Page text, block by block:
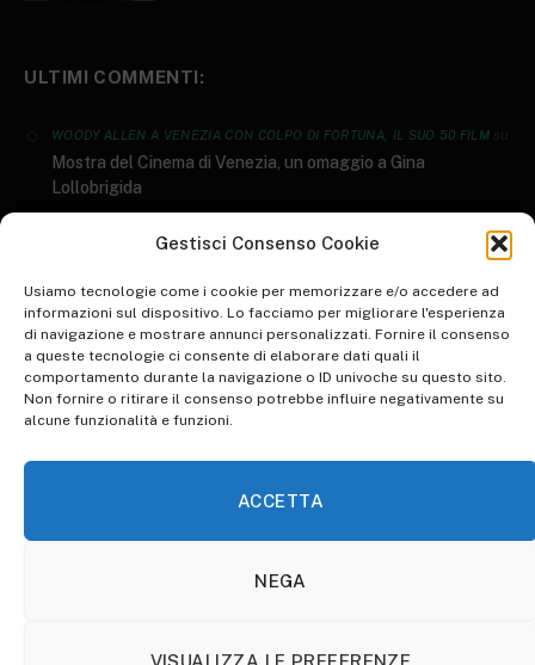
Gestisci Consenso Cookie
Usiamo tecnologie come i cookie per memorizzare e/o accedere ad
informazioni sul dispositivo. Lo facciamo per migliorare l'esperienza
di navigazione e mostrare annunci personalizzati. Fornire il consenso
a queste tecnologie ci consente di elaborare dati quali il
comportamento durante la navigazione o ID univoche su questo sito.
Non fornire o ritirare il consenso potrebbe influire negativamente su
alcune funzionalità e funzioni.
ACCETTA
NEGA
VISUALIZZA LE PREFERENZE
ULTIMI COMMENTI:
WOODY ALLEN A VENEZIA CON COLPO DI FORTUNA, IL SUO 50 FILM
Mostra del Cinema di Venezia, un omaggio a Gina
Lollobrigida
GENERI LETTERARI: AL SALONE DEL LIBRO ARRIVANO I DATI AIE 2023
I 10 libri più letti del 2022
WORLD ART DAY: RIFLESSIONE SULLO STATO DELL'ARTEsu
Inspire Your Heart with Art Day, una giornata d’arte
su
Guillermo Del Toro: la recensione​